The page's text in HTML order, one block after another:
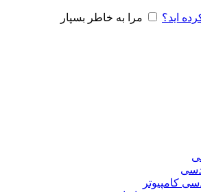
اید؟ مرا به خاطر بسپار
کامپیوتر